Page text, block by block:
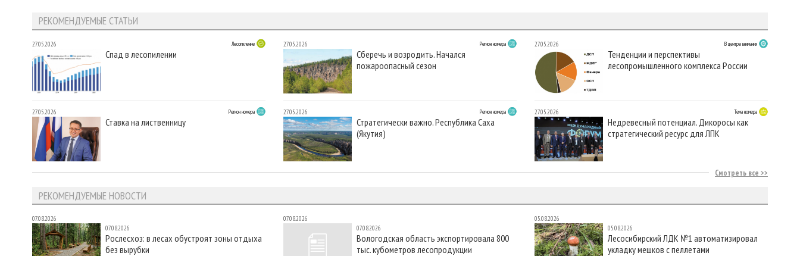
РЕКОМЕНДУЕМЫЕ СТАТЬИ
27.05.2026 Лесопиление
Спад в лесопилении
27.05.2026 Регион номера
Ставка на лиственницу
27.05.2026 Регион номера
Сберечь и возродить. Начался
пожароопасный сезон
27.05.2026 Регион номера
Стратегически важно. Республика Саха
(Якутия)
27.05.2026 В центре внимания
Тенденции и перспективы
лесопромышленного комплекса России
27.05.2026 Тема номера
Недревесный потенциал. Дикоросы как
стратегический ресурс для ЛПК
Смотреть все
РЕКОМЕНДУЕМЫЕ НОВОСТИ
07.08.2026
07.08.2026
Рослесхоз: в лесах обустроят зоны отдыха
без вырубки
07.08.2026
07.08.2026
Вологодская область экспортировала 800
тыс. кубометров лесопродукции
05.08.2026
05.08.2026
Лесосибирский ЛДК №1 автоматизировал
укладку мешков с пеллетами